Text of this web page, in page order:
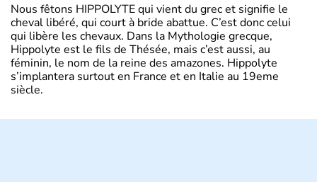
Nous fêtons HIPPOLYTE qui vient du grec et signifie le
cheval libéré, qui court à bride abattue. C’est donc celui
qui libère les chevaux. Dans la Mythologie grecque,
Hippolyte est le fils de Thésée, mais c’est aussi, au
féminin, le nom de la reine des amazones. Hippolyte
s’implantera surtout en France et en Italie au 19eme
siècle.